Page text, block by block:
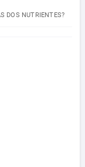
DOS NUTRIENTES?